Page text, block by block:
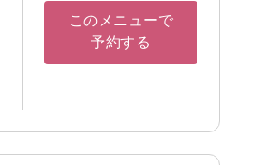
このメニューで
予約する